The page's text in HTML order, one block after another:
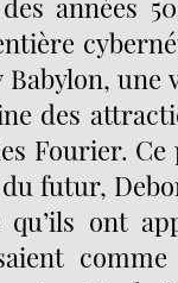
années
Babylon,
des
Fourier.
futur,
ont